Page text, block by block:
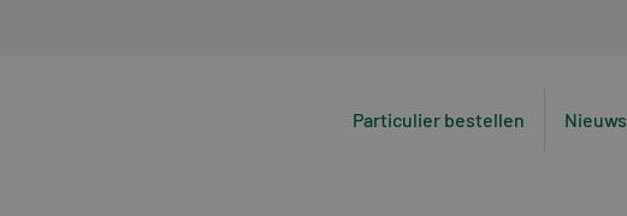
Particulier bestellen Nieuws